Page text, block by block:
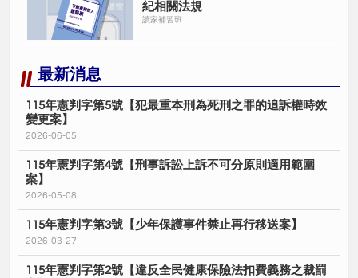
紀相關法規
讀家補習班
最新消息
115年憲判字第5號【犯最重本刑為死刑之罪的追訴權時效
變更案】
2026-06-05
115年憲判字第4號【刑事訴訟上訴不可分原則適用範圍
案】
2026-05-08
115年憲判字第3號【少年保護事件禁止再行移送案】
2026-03-27
115年憲判字第2號【違反全民健康保險法扣費義務之裁罰